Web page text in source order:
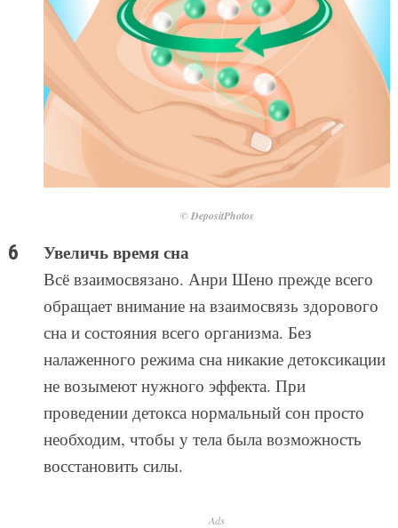
© DepositPhotos
Увеличь время сна
Всё взаимосвязано. Анри Шено прежде всего
обращает внимание на взаимосвязь здорового
сна и состояния всего организма. Без
налаженного режима сна никакие детоксикации
не возымеют нужного эффекта. При
проведении детокса нормальный сон просто
необходим, чтобы у тела была возможность
восстановить силы.
Ads